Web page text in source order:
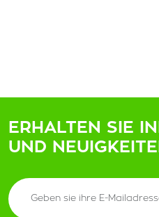
ERHALTEN SIE
UND